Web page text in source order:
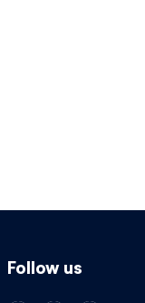
Follow us